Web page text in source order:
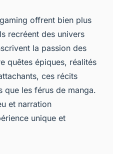
du
à découvrir
4 min de lecture
offrent bien plus
recréent des univers
la passion des
quêtes épiques, réalités
ces récits
que les férus de manga.
et narration
unique et